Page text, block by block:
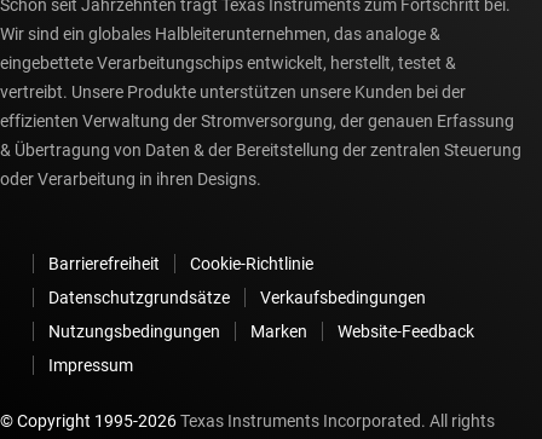
Schon seit Jahrzehnten trägt Texas Instruments zum Fortschritt bei.
Wir sind ein globales Halbleiterunternehmen, das analoge &
eingebettete Verarbeitungschips entwickelt, herstellt, testet &
vertreibt. Unsere Produkte unterstützen unsere Kunden bei der
effizienten Verwaltung der Stromversorgung, der genauen Erfassung
& Übertragung von Daten & der Bereitstellung der zentralen Steuerung
oder Verarbeitung in ihren Designs.
Barrierefreiheit
Cookie-Richtlinie
Datenschutzgrundsätze
Verkaufsbedingungen
Nutzungsbedingungen
Marken
Website-Feedback
Impressum
© Copyright 1995-2026Texas Instruments Incorporated. All rights